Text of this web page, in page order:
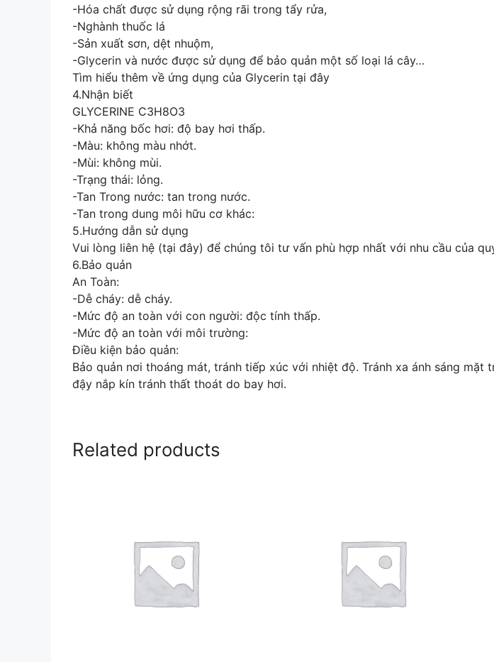
-Hóa chất được sử dụng rộng rãi trong tẩy rửa,
-Nghành thuốc lá
-Sản xuất sơn, dệt nhuộm,
-Glycerin và nước được sử dụng để bảo quản một số loại lá cây…
Tìm hiểu thêm về ứng dụng của Glycerin tại đây
4.Nhận biết
GLYCERINE C3H8O3
-Khả năng bốc hơi: độ bay hơi thấp.
-Màu: không màu nhớt.
-Mùi: không mùi.
-Trạng thái: lỏng.
-Tan Trong nước: tan trong nước.
-Tan trong dung môi hữu cơ khác:
5.Hướng dẫn sử dụng
Vui lòng liên hệ (tại đây) để chúng tôi tư vấn phù hợp nhất với nhu cầu của
6.Bảo quản
An Toàn:
-Dễ cháy: dễ cháy.
-Mức độ an toàn với con người: độc tính thấp.
-Mức độ an toàn với môi trường:
Điều kiện bảo quản:
Bảo quản nơi thoáng mát, tránh tiếp xúc với nhiệt độ. Tránh xa ánh sáng
đậy nắp kín tránh thất thoát do bay hơi.
Related products